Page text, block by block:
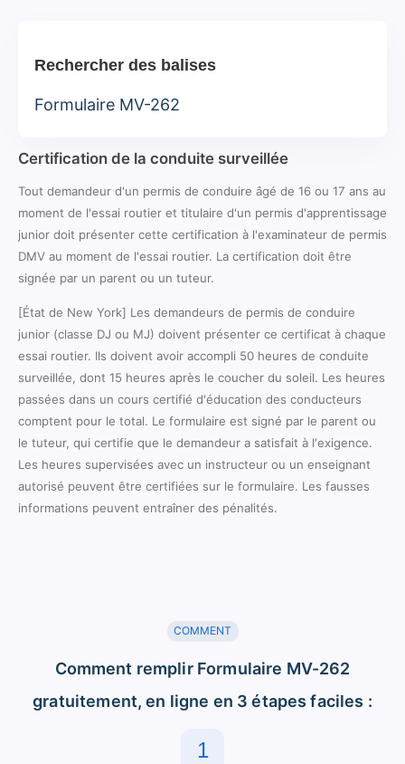
Certification de la conduite surveillée
Tout demandeur d'un permis de conduire âgé de 16 ou 17 ans au
moment de l'essai routier et titulaire d'un permis d'apprentissage
junior doit présenter cette certification à l'examinateur de permis
DMV au moment de l'essai routier. La certification doit être
signée par un parent ou un tuteur.
[État de New York] Les demandeurs de permis de conduire
junior (classe DJ ou MJ) doivent présenter ce certificat à chaque
essai routier. Ils doivent avoir accompli 50 heures de conduite
surveillée, dont 15 heures après le coucher du soleil. Les heures
passées dans un cours certifié d'éducation des conducteurs
comptent pour le total. Le formulaire est signé par le parent ou
le tuteur, qui certifie que le demandeur a satisfait à l'exigence.
Les heures supervisées avec un instructeur ou un enseignant
autorisé peuvent être certifiées sur le formulaire. Les fausses
informations peuvent entraîner des pénalités.
Rechercher des balises
Formulaire MV-262
COMMENT
Comment remplir Formulaire MV-262
gratuitement, en ligne en 3 étapes faciles :
1